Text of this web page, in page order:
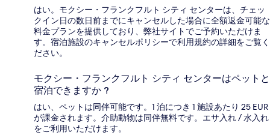
はい。モクシー・フランクフルト シティ センターは、チェッ
クイン日の数日前までにキャンセルした場合に全額返金可能な
料金プランを提供しており、弊社サイトでご予約いただけま
す。宿泊施設のキャンセルポリシーで利用規約の詳細をご覧く
ださい。
モクシー・フランクフルト シティ センターはペットと
宿泊できますか ?
はい、ペットは同伴可能です。1 泊につき 1 施設あたり 25 EUR
が課金されます。介助動物は同伴無料です。エサ入れ / 水入れ
をご利用いただけます。